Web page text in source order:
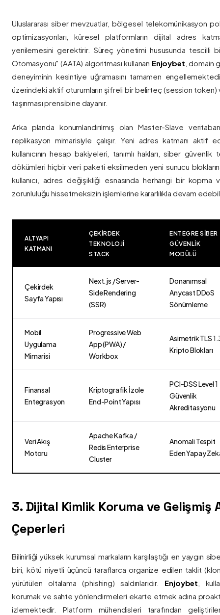
Uluslararası siber mevzuatlar, bölgesel telekomünikasyon
optimizasyonları, küresel platformların dijital adres
yenilemesini gerektirir. Süreç yönetimi hususunda tescilli
Otomasyonu" (AATA) algoritması kullanan Enjoybet , domain
deneyiminin kesintiye uğramasını tamamen
üzerindeki aktif oturumların şifreli bir belirteç (session token)
taşınması prensibine dayanır.
Arka planda konumlandırılmış olan Master-Slave
replikasyon mimarisiyle çalışır. Yeni adres katmanı aktif
kullanıcının hesap bakiyeleri, tanımlı hakları, siber
dökümleri hiçbir veri paketi eksilmeden yeni sunucu
kullanıcı, adres değişikliği esnasında herhangi bir
zorunluluğu hissetmeksizin işlemlerine kararlılıkla devam
ALTYAPI
KATMANI
ÇEKIRDEK
TEKNOLOJI
STACK
ENTEGRE SIBER
GÜVENLIK
MODÜLÜ
Çekirdek
Sayfa Yapısı
Next.js / Server-
Side Rendering
(SSR)
Donanımsal
Anycast DDoS
Sönümleme
Mobil
Uygulama
Mimarisi
Progressive Web
App (PWA) /
Workbox
Asimetrik TLS
Kripto Blokları
Finansal
Entegrasyon
Kriptografik İzole
End-Point Yapısı
PCI-DSS Level 1
Güvenlik
Akreditasyonu
Veri Akış
Motoru
Apache Kafka /
Redis Enterprise
Cluster
Anomali Tespit
Eden Yapay
3. Dijital Kimlik Koruma ve Gelişmiş
Çeperleri
Bilinirliği yüksek kurumsal markaların karşılaştığı en yaygın
biri, kötü niyetli üçüncü taraflarca organize edilen taklit
yürütülen oltalama (phishing) saldırılarıdır. Enjoybet ,
korumak ve sahte yönlendirmeleri ekarte etmek adına
izlemektedir. Platform mühendisleri tarafından